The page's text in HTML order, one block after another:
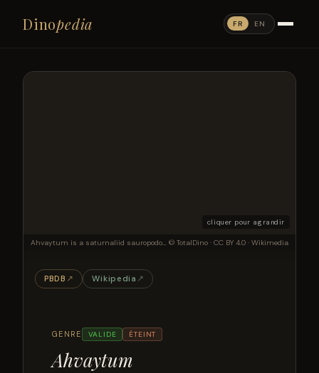
Dinopedia FR EN
GENRE VALIDE ÉTEINT
Ahvaytum
cliquer pour agrandir
Ahvaytum is a saturnaliid sauropodomorph from the Late Triassic of what is now Wyoming. It is the oldest known dinosaur from the northern continent of Laurasia, challenging previous hypotheses of dinosaur origins and dispersal. Typical of basal dinosaurs from the Triassic, Ahvaytum was a small slender biped, reaching about 1 m in body length. © TotalDino · CC BY 4.0 · Wikimedia
PBDB ↗ Wikipedia ↗